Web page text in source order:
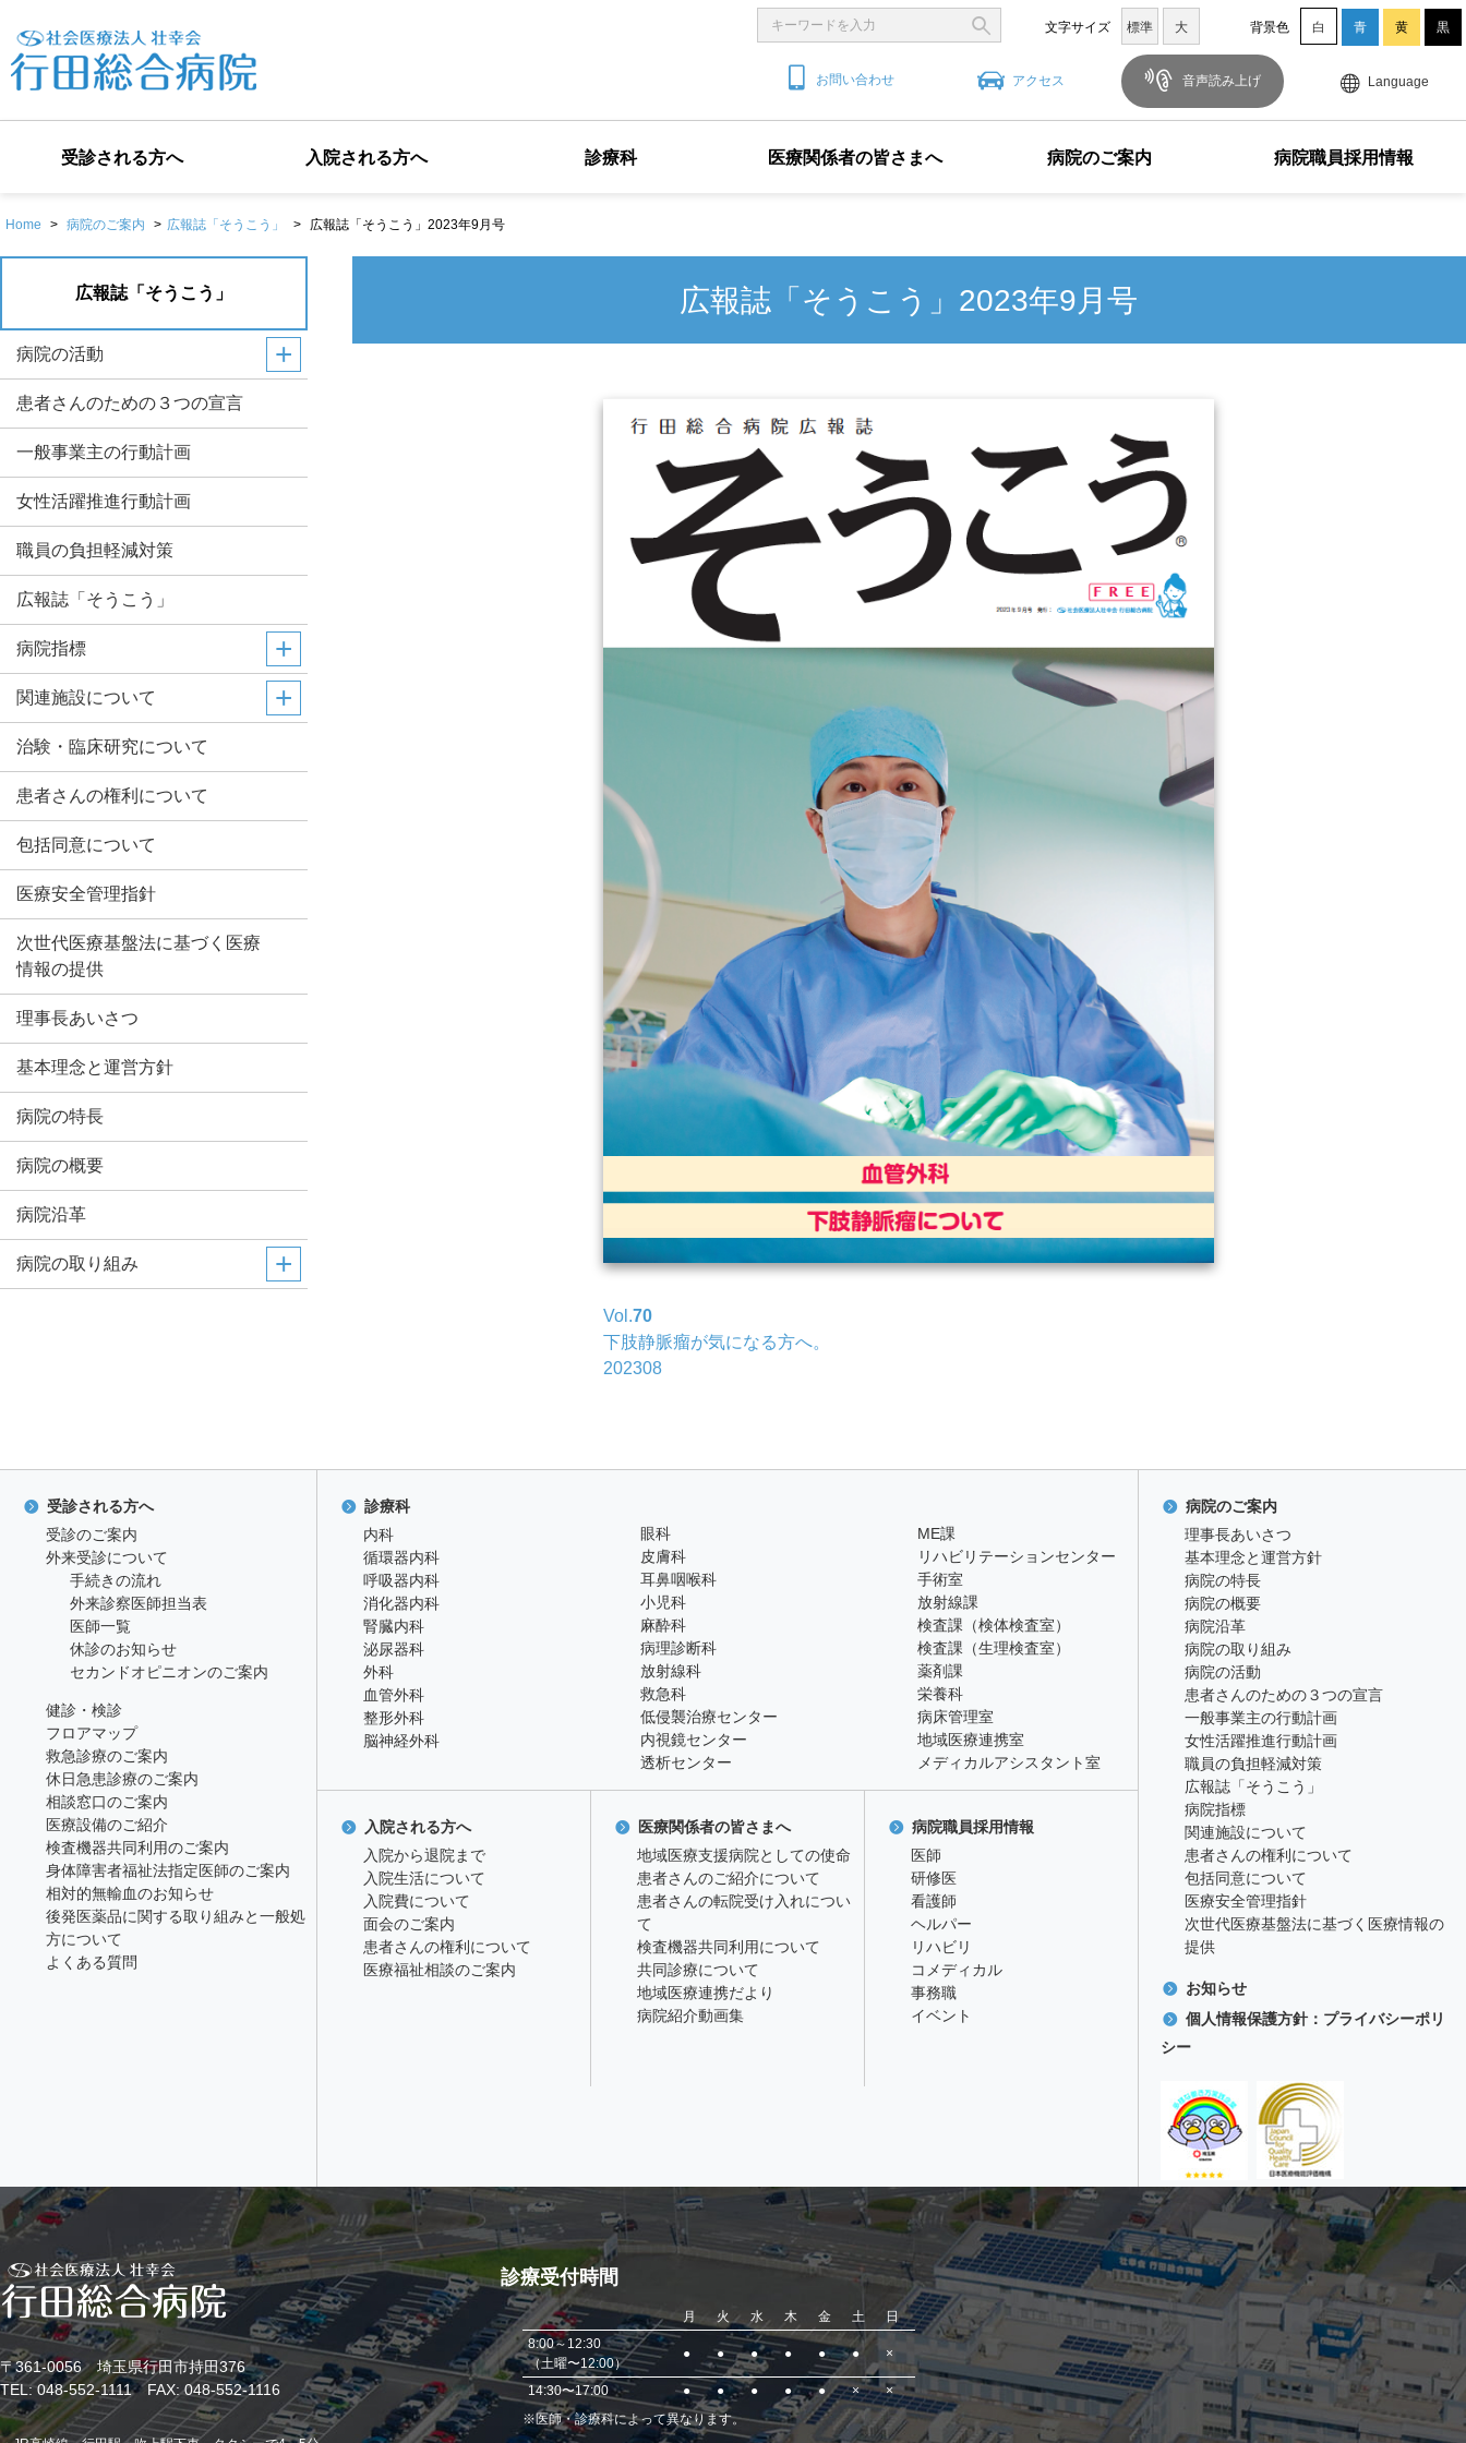
文字サイズ 標準 大 背景色 白 青 黄 黒
お問い合わせ アクセス 音声読み上げ Language
受診される方へ 入院される方へ 診療科 医療関係者の皆さまへ 病院のご案内 病院職員採用情報
Home > 病院のご案内 > 広報誌「そうこう」 > 広報誌「そうこう」2023年9月号
広報誌「そうこう」
病院の活動
患者さんのための３つの宣言
一般事業主の行動計画
女性活躍推進行動計画
職員の負担軽減対策
広報誌「そうこう」
病院指標
関連施設について
治験・臨床研究について
患者さんの権利について
包括同意について
医療安全管理指針
次世代医療基盤法に基づく医療
情報の提供
理事長あいさつ
基本理念と運営方針
病院の特長
病院の概要
病院沿革
病院の取り組み
広報誌「そうこう」2023年9月号
Vol.70
下肢静脈瘤が気になる方へ。
202308
受診される方へ
受診のご案内
外来受診について
手続きの流れ
外来診察医師担当表
医師一覧
休診のお知らせ
セカンドオピニオンのご案内
健診・検診
フロアマップ
救急診療のご案内
休日急患診療のご案内
相談窓口のご案内
医療設備のご紹介
検査機器共同利用のご案内
身体障害者福祉法指定医師のご案内
相対的無輸血のお知らせ
後発医薬品に関する取り組みと一般処
方について
よくある質問
診療科
内科
循環器内科
呼吸器内科
消化器内科
腎臓内科
泌尿器科
外科
血管外科
整形外科
脳神経外科
眼科
皮膚科
耳鼻咽喉科
小児科
麻酔科
病理診断科
放射線科
救急科
低侵襲治療センター
内視鏡センター
透析センター
ME課
リハビリテーションセンター
手術室
放射線課
検査課（検体検査室）
検査課（生理検査室）
薬剤課
栄養科
病床管理室
地域医療連携室
メディカルアシスタント室
入院される方へ
入院から退院まで
入院生活について
入院費について
面会のご案内
患者さんの権利について
医療福祉相談のご案内
医療関係者の皆さまへ
地域医療支援病院としての使命
患者さんのご紹介について
患者さんの転院受け入れについ
て
検査機器共同利用について
共同診療について
地域医療連携だより
病院紹介動画集
病院職員採用情報
医師
研修医
看護師
ヘルパー
リハビリ
コメディカル
事務職
イベント
病院のご案内
理事長あいさつ
基本理念と運営方針
病院の特長
病院の概要
病院沿革
病院の取り組み
病院の活動
患者さんのための３つの宣言
一般事業主の行動計画
女性活躍推進行動計画
職員の負担軽減対策
広報誌「そうこう」
病院指標
関連施設について
患者さんの権利について
包括同意について
医療安全管理指針
次世代医療基盤法に基づく医療情報の
提供
お知らせ
個人情報保護方針：プライバシーポリ
シー
〒361-0056 埼玉県行田市持田376
TEL: 048-552-1111 FAX: 048-552-1116
診療受付時間
月 火 水 木 金 土
日
8:00～12:30
（土曜〜12:00）
● ● ● ● ● ● ×
14:30〜17:00 ● ● ● ● ● ×
×
※医師・診療科によって異なります。